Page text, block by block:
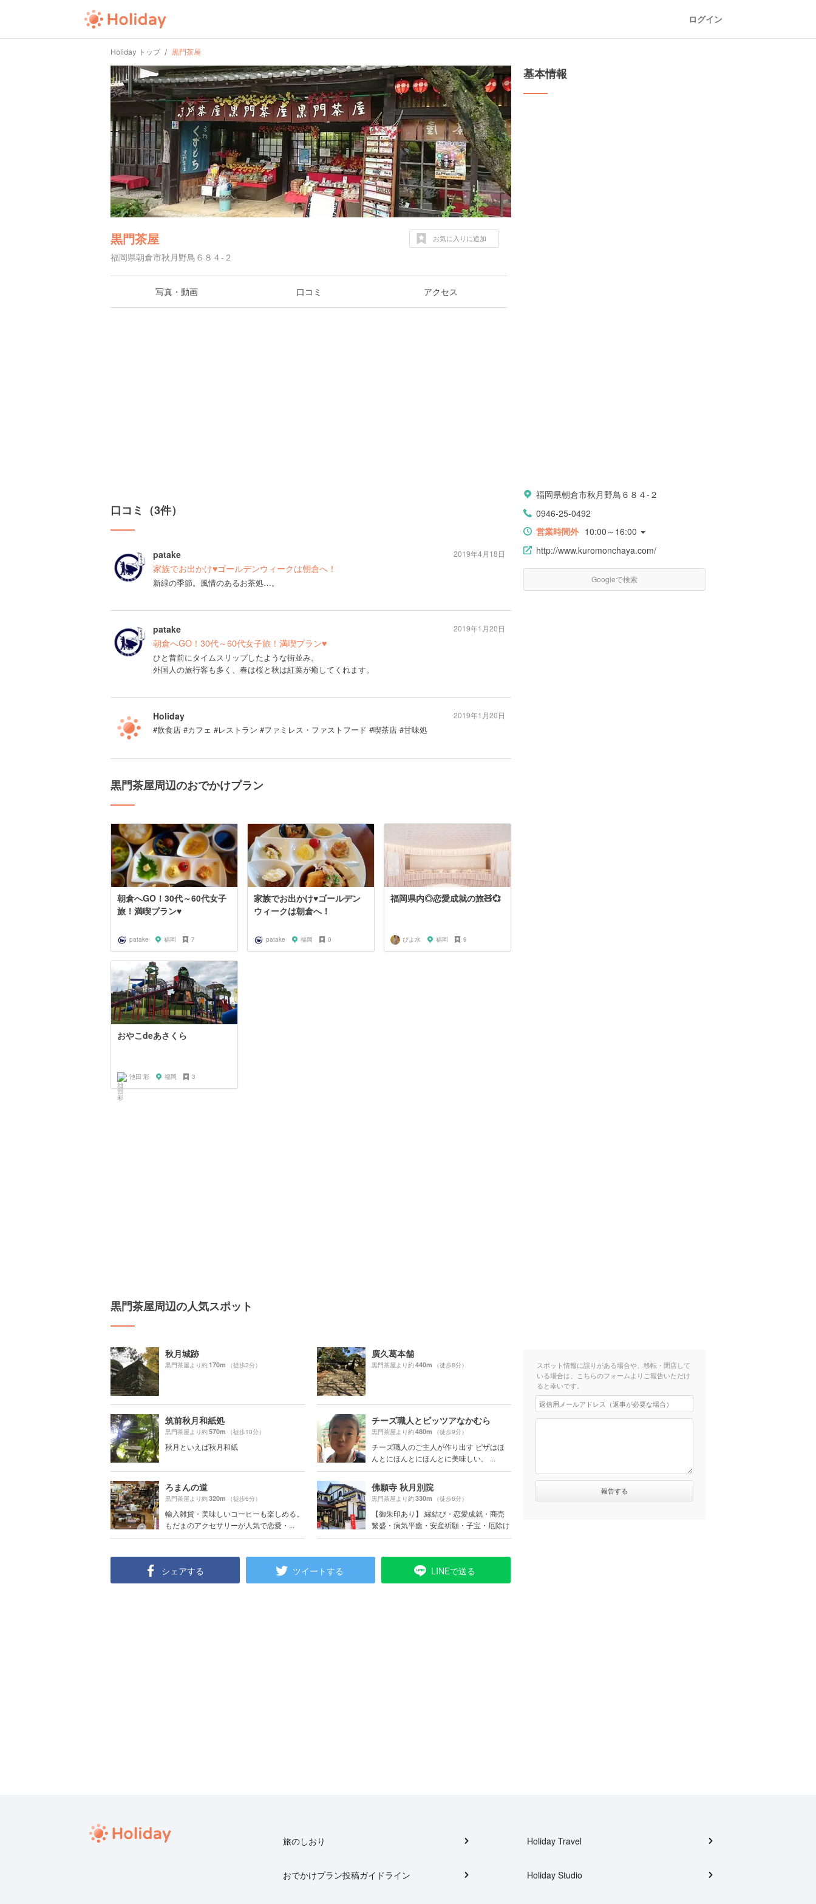
ログイン
Holiday トップ 黒門茶屋
黒門茶屋
福岡県朝倉市秋月野鳥６８４-２
お気に入りに追加
写真・動画 口コミ アクセス
口コミ（3件）
patake
家族でお出かけ♥ゴールデンウィークは朝倉へ！
新緑の季節。風情のあるお茶処…。
2019年4月18日
patake
朝倉へGO！30代～60代女子旅！満喫プラン♥
ひと昔前にタイムスリップしたような街並み。
外国人の旅行客も多く、春は桜と秋は紅葉が癒してくれます。
2019年1月20日
Holiday
#飲食店 #カフェ #レストラン #ファミレス・ファストフード #喫茶店 #甘味処
2019年1月20日
黒門茶屋周辺のおでかけプラン
朝倉へGO！30代～60代女子
旅！満喫プラン♥
patake 福岡 7
家族でお出かけ♥ゴールデン
ウィークは朝倉へ！
patake 福岡 0
福岡県内◎恋愛成就の旅🧸💞
ぴよ水 福岡 9
おやこdeあさくら
池田 彩 福岡 3
黒門茶屋周辺の人気スポット
秋月城跡
黒門茶屋より約170m （徒歩3分）
廣久葛本舗
黒門茶屋より約440m （徒歩8分）
筑前秋月和紙処
黒門茶屋より約570m （徒歩10分）
秋月といえば秋月和紙
チーズ職人とピッツアなかむら
黒門茶屋より約480m （徒歩9分）
チーズ職人のご主人が作り出す ピザはほ
んとにほんとにほんとに美味しい。 ...
ろまんの道
黒門茶屋より約320m （徒歩6分）
輸入雑貨・美味しいコーヒーも楽しめる。
もだまのアクセサリーが人気で恋愛・...
佛願寺 秋月別院
黒門茶屋より約330m （徒歩6分）
【御朱印あり】 縁結び・恋愛成就・商売
繁盛・病気平癒・安産祈願・子宝・厄除け
シェアする ツイートする LINEで送る
基本情報
福岡県朝倉市秋月野鳥６８４-２
0946-25-0492
営業時間外 10:00～16:00
http://www.kuromonchaya.com/
Googleで検索
スポット情報に誤りがある場合や、移転・閉店して
いる場合は、こちらのフォームよりご報告いただけ
ると幸いです。
旅のしおり
おでかけプラン投稿ガイドライン
Holiday Travel
Holiday Studio